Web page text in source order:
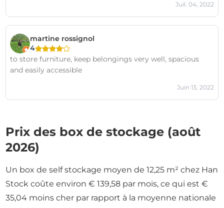
Juil. 04, 2022
martine rossignol
4
to store furniture, keep belongings very well, spacious
and easily accessible
Juin 13, 2022
Prix des box de stockage (août
2026)
Un box de self stockage moyen de 12,25 m² chez Han
Stock coûte environ € 139,58 par mois, ce qui est €
35,04 moins cher par rapport à la moyenne nationale